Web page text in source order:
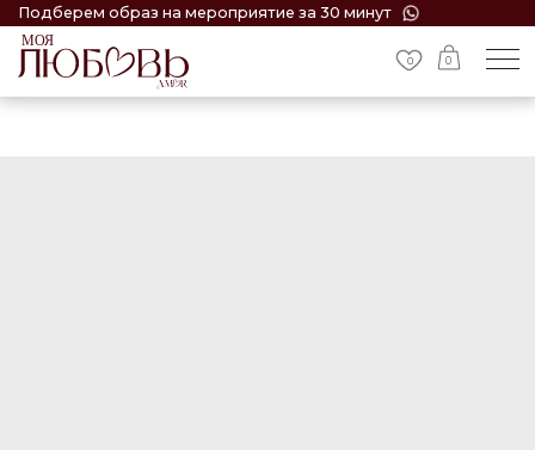
Подберем образ на мероприятие за 30 минут